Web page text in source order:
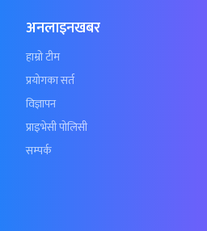
अनलाइनखबर
हाम्रो टीम
प्रयोगका सर्त
विज्ञापन
प्राइभेसी पोलिसी
सम्पर्क